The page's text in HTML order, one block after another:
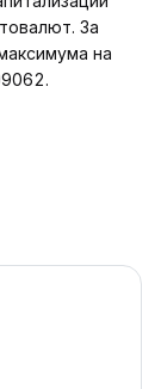
За
на